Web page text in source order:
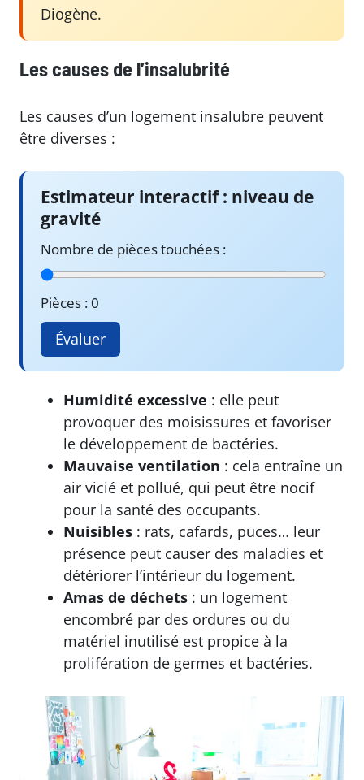
Diogène.
Les causes de l’insalubrité
Les causes d’un logement insalubre peuvent
être diverses :
Estimateur interactif : niveau de
gravité
Nombre de pièces touchées :
Pièces : 0
Évaluer
Humidité excessive : elle peut
provoquer des moisissures et favoriser
le développement de bactéries.
Mauvaise ventilation : cela entraîne un
air vicié et pollué, qui peut être nocif
pour la santé des occupants.
Nuisibles : rats, cafards, puces… leur
présence peut causer des maladies et
détériorer l’intérieur du logement.
Amas de déchets : un logement
encombré par des ordures ou du
matériel inutilisé est propice à la
prolifération de germes et bactéries.